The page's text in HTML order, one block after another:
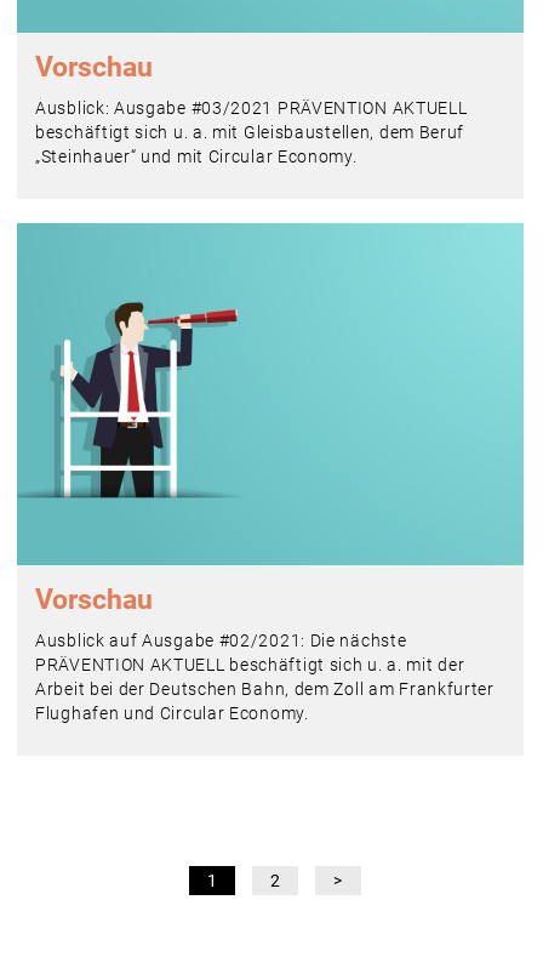
Vorschau
Ausblick: Ausgabe #03/2021 PRÄVENTION AKTUELL
beschäftigt sich u. a. mit Gleisbaustellen, dem Beruf
„Steinhauer“ und mit Circular Economy.
Vorschau
Ausblick auf Ausgabe #02/2021: Die nächste
PRÄVENTION AKTUELL beschäftigt sich u. a. mit der
Arbeit bei der Deutschen Bahn, dem Zoll am Frankfurter
Flughafen und Circular Economy.
1 2 >